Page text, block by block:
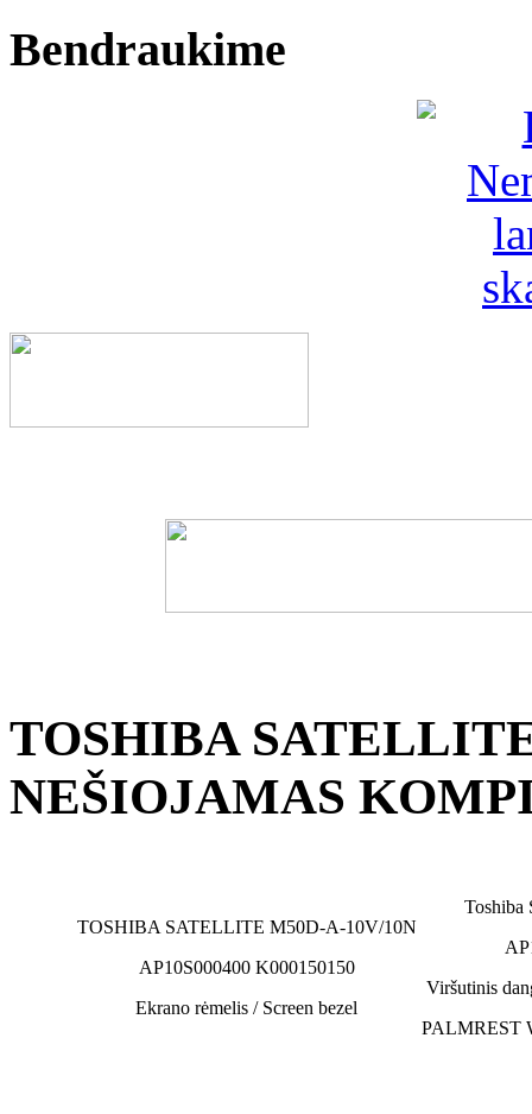
Bendraukime
TOSHIBA
NEŠIOJAMAS
TOSHIBA SATELLITE M50D-A-10V/10N
AP10S000400 K000150150
Ekrano rėmelis / Screen bezel
Viršutinis
PALMREST